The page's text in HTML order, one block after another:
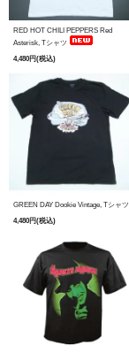
RED HOT CHILI PEPPERS Red
Asterisk, Tシャツ
4,480円(税込)
GREEN DAY Dookie Vintage, Tシャツ
4,480円(税込)